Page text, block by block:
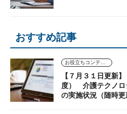
おすすめ記事
お役立ちコンテンツ
【７月３１日更新
度） 介護テクノ
の実施状況（随時更